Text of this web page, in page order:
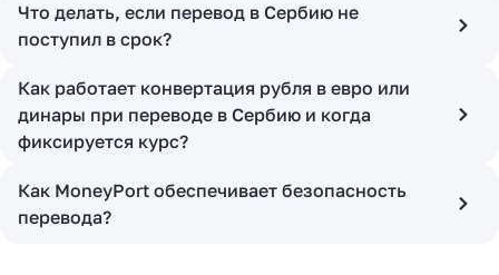
Что делать, если перевод в Сербию не
поступил в срок?
Как работает конвертация рубля в евро или
динары при переводе в Сербию и когда
фиксируется курс?
Как MoneyPort обеспечивает безопасность
перевода?